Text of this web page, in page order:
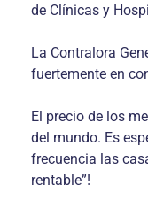
de Clínicas y
La Contralora
fuertemente en
El precio de los
del mundo. Es
frecuencia las
rentable”!